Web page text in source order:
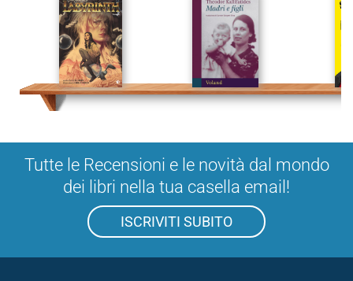
Tutte le Recensioni e le novità dal mondo
dei libri nella tua casella email!
ISCRIVITI SUBITO